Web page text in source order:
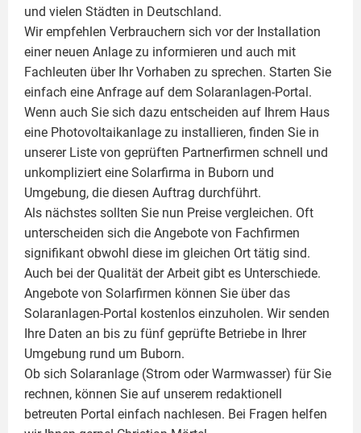
und vielen Städten in Deutschland.
Wir empfehlen Verbrauchern sich vor der Installation
einer neuen Anlage zu informieren und auch mit
Fachleuten über Ihr Vorhaben zu sprechen. Starten Sie
einfach eine Anfrage auf dem Solaranlagen-Portal.
Wenn auch Sie sich dazu entscheiden auf Ihrem Haus
eine Photovoltaikanlage zu installieren, finden Sie in
unserer Liste von geprüften Partnerfirmen schnell und
unkompliziert eine Solarfirma in Buborn und
Umgebung, die diesen Auftrag durchführt.
Als nächstes sollten Sie nun Preise vergleichen. Oft
unterscheiden sich die Angebote von Fachfirmen
signifikant obwohl diese im gleichen Ort tätig sind.
Auch bei der Qualität der Arbeit gibt es Unterschiede.
Angebote von Solarfirmen können Sie über das
Solaranlagen-Portal kostenlos einzuholen. Wir senden
Ihre Daten an bis zu fünf geprüfte Betriebe in Ihrer
Umgebung rund um Buborn.
Ob sich Solaranlage (Strom oder Warmwasser) für Sie
rechnen, können Sie auf unserem redaktionell
betreuten Portal einfach nachlesen. Bei Fragen helfen